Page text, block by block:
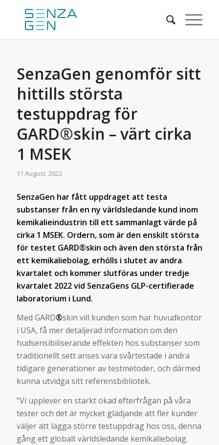
SenzaGen genomför sitt
hittills största
testuppdrag för
GARD®skin – värt cirka
1 MSEK
11 August, 2022
SenzaGen har fått uppdraget att testa
substanser från en ny världsledande kund inom
kemikalieindustrin till ett sammanlagt värde på
cirka 1 MSEK. Ordern, som är den enskilt största
för testet GARD®skin och även den största från
ett kemikaliebolag, erhölls i slutet av andra
kvartalet och kommer slutföras under tredje
kvartalet 2022 vid SenzaGens GLP-certifierade
laboratorium i Lund.
Med GARD®skin vill kunden som har huvudkontor
i USA, få mer detaljerad information om den
hudsensibiliserande effekten hos substanser som
traditionellt sett anses vara svårtestade i andra
tidigare generationer av testmetoder, och därmed
kunna utvidga sitt referensbibliotek.
”Vi upplever en starkt ökad efterfrågan på våra
tester och det är mycket glädjande att fler kunder
väljer att lägga större testuppdrag hos oss, denna
gång ett globalt världsledande kemikaliebolag.